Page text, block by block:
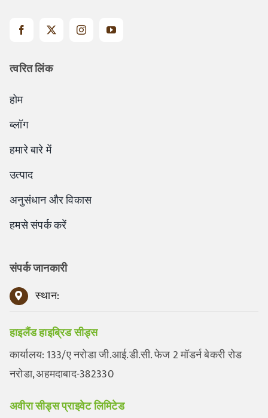
त्वरित लिंक
होम
ब्लॉग
हमारे बारे में
उत्पाद
अनुसंधान और विकास
हमसे संपर्क करें
संपर्क जानकारी
स्थान:
हाइलैंड हाइब्रिड सीड्स
कार्यालय: 133/ए नरोडा जी.आई.डी.सी. फेज 2 मॉडर्न बेकरी रोड
नरोडा, अहमदाबाद-382330
अवीरा सीड्स प्राइवेट लिमिटेड